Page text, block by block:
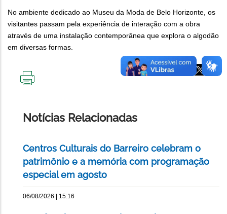
No ambiente dedicado ao Museu da Moda de Belo Horizonte, os
visitantes passam pela experiência de interação com a obra
através de uma instalação contemporânea que explora o algodão
em diversas formas.
Notícias Relacionadas
Centros Culturais do Barreiro celebram o
patrimônio e a memória com programação
especial em agosto
06/08/2026 | 15:16